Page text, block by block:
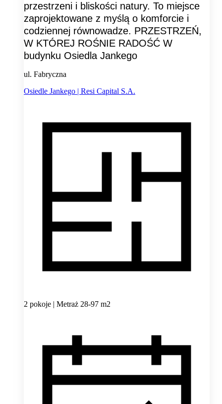
przestrzeni i bliskości natury. To miejsce
zaprojektowane z myślą o komforcie i
codziennej równowadze. PRZESTRZEŃ,
W KTÓREJ ROŚNIE RADOŚĆ W
budynku Osiedla Jankego
ul. Fabryczna
Osiedle Jankego | Resi Capital S.A.
2 pokoje | Metraż 28-97 m2